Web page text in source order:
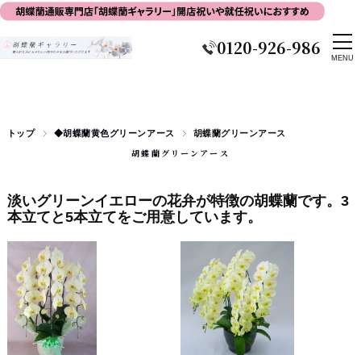
0120-926-986
トップ ◆胡蝶蘭黄色グリーンアース 胡蝶蘭グリーンアース
胡蝶蘭グリーンアース
淡いグリーンイエローの花弁が特徴の胡蝶蘭です。3
本立てと5本立てをご用意しています。